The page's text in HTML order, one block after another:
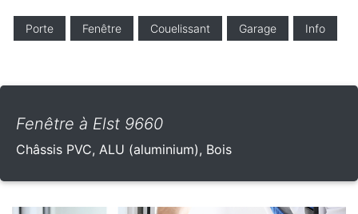
Porte Fenêtre Couelissant Garage Info
Fenêtre à Elst 9660
Châssis PVC, ALU (aluminium), Bois